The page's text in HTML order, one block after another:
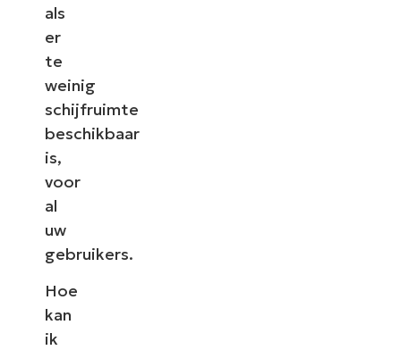
als
er
te
weinig
schijfruimte
beschikbaar
is,
voor
al
uw
gebruikers.
Hoe
kan
ik